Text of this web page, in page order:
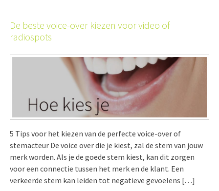
De beste voice-over kiezen voor video of
radiospots
5 Tips voor het kiezen van de perfecte voice-over of
stemacteur De voice over die je kiest, zal de stem van jouw
merk worden. Als je de goede stem kiest, kan dit zorgen
voor een connectie tussen het merk en de klant. Een
verkeerde stem kan leiden tot negatieve gevoelens […]